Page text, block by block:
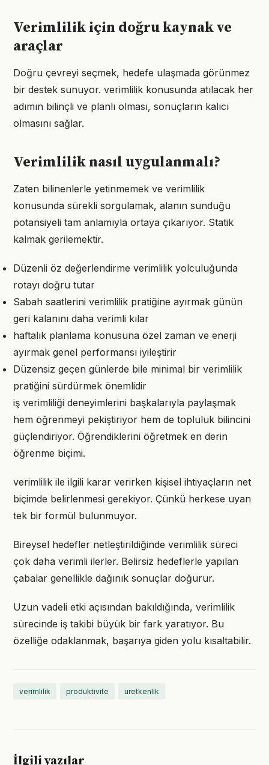
Verimlilik için doğru kaynak ve
araçlar
Doğru çevreyi seçmek, hedefe ulaşmada görünmez
bir destek sunuyor. verimlilik konusunda atılacak her
adımın bilinçli ve planlı olması, sonuçların kalıcı
olmasını sağlar.
Verimlilik nasıl uygulanmalı?
Zaten bilinenlerle yetinmemek ve verimlilik
konusunda sürekli sorgulamak, alanın sunduğu
potansiyeli tam anlamıyla ortaya çıkarıyor. Statik
kalmak gerilemektir.
Düzenli öz değerlendirme verimlilik yolculuğunda
rotayı doğru tutar
Sabah saatlerini verimlilik pratiğine ayırmak günün
geri kalanını daha verimli kılar
haftalık planlama konusuna özel zaman ve enerji
ayırmak genel performansı iyileştirir
Düzensiz geçen günlerde bile minimal bir verimlilik
pratiğini sürdürmek önemlidir
iş verimliliği deneyimlerini başkalarıyla paylaşmak
hem öğrenmeyi pekiştiriyor hem de topluluk bilincini
güçlendiriyor. Öğrendiklerini öğretmek en derin
öğrenme biçimi.
verimlilik ile ilgili karar verirken kişisel ihtiyaçların net
biçimde belirlenmesi gerekiyor. Çünkü herkese uyan
tek bir formül bulunmuyor.
Bireysel hedefler netleştirildiğinde verimlilik süreci
çok daha verimli ilerler. Belirsiz hedeflerle yapılan
çabalar genellikle dağınık sonuçlar doğurur.
Uzun vadeli etki açısından bakıldığında, verimlilik
sürecinde iş takibi büyük bir fark yaratıyor. Bu
özelliğe odaklanmak, başarıya giden yolu kısaltabilir.
verimlilik produktivite üretkenlik
İlgili yazılar